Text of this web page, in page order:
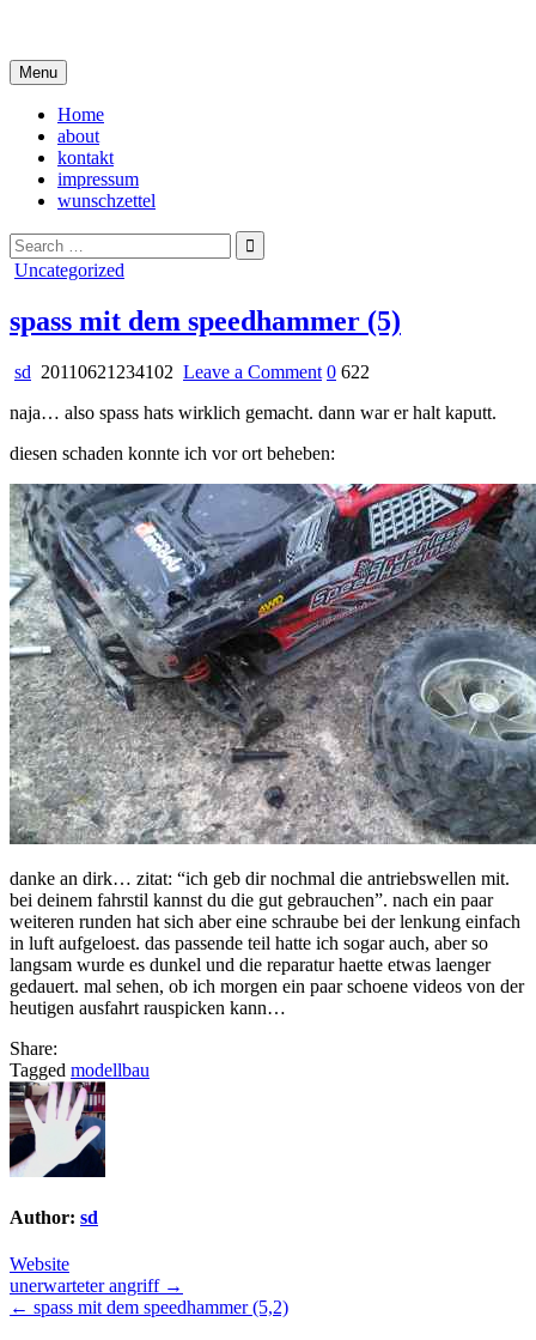
content
Menu
Home
about
kontakt
impressum
wunschzettel
Search
for:
Posted
Uncategorized
spass mit dem speedhammer (5)
sd 20110621234102 Leave a Commenton
mit
speedhammer
0 622
naja… also spass hats wirklich gemacht. dann war er halt kaputt.
diesen schaden konnte ich vor ort beheben:
danke an dirk… zitat: “ich geb dir nochmal die antriebswellen mit.
bei deinem fahrstil kannst du die gut gebrauchen”. nach ein paar
weiteren runden hat sich aber eine schraube bei der lenkung einfach
in luft aufgeloest. das passende teil hatte ich sogar auch, aber so
langsam wurde es dunkel und die reparatur haette etwas laenger
gedauert. mal sehen, ob ich morgen ein paar schoene videos von der
heutigen ausfahrt rauspicken kann…
Share:
Tagged modellbau
Author: sd
Website
Post
navigation
unerwarteter angriff →
← spass mit dem speedhammer (5,2)